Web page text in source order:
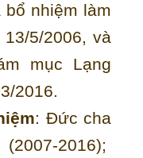
nhiệm làm
5/2006, và
mục Lạng
2016.
: Đức cha
2016);